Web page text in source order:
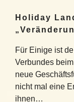
Holiday
Für Einige ist
Verbundes
neue
nicht mal eine
ihnen…